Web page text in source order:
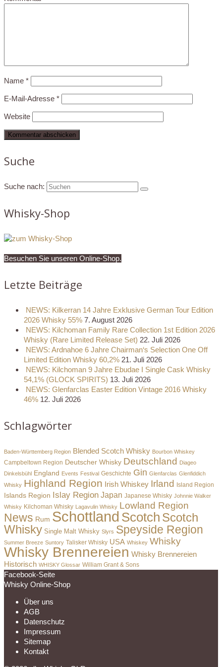
Name *
E-Mail-Adresse *
Website
Suche
Suche nach:
Whisky-Shop
Besuchen Sie unseren Online-Shop.
Letzte Beiträge
NEWS: Kilkerran 14 Jahre Exklusive German Tour Edition
2026 Whisky 55% 7. August 2026
NEWS: Kilchoman Family Rare Collection 1st Edition 2026
Whisky (Rare Limited Release Set) 22. Juli 2026
NEWS: Ardnahoe 6 Jahre Chairman‘s Selection One Off
Limited Edition Whisky 60,2% 21. Juli 2026
NEWS: Kilchoman 9 Jahre Ebudae I Single Cask Whisky
54,1% (GLOCK SPIRITS) 13. Juli 2026
NEWS: Glenfarclas Easter Edition Vintage 2016 Whisky
46% 12. Juli 2026
Schlagwörter
Baden-Württemberg Region Blended Scotch Whisky Bourbon Whiskey
Campbeltown Region Deutscher Whisky Deutschland Diageo
Dinkelsbühl England Events Festival Geschichte Gin Glenfarclas Glenfiddich
Whisky Highland Region Irish Whiskey Irland Island Region
Islands Region Islay Region Japan Japanese Whisky Johnnie Walker
Whisky Kilchoman Whisky Lagavulin Whisky Lowland Region
News Rum Schottland Scotch Scotch
Whisky Single Malt Whisky Slyrs Speyside Region
Summer Breeze Suntory Talisker Whisky USA Whiskey Whisky
Whisky Brennereien Whisky Brennereien
Historisch WHISKY Glossar William Grant & Sons
Facebook-Seite
Whisky Online-Shop
Über uns
AGB
Datenschutz
Impressum
Sitemap
Kontakt